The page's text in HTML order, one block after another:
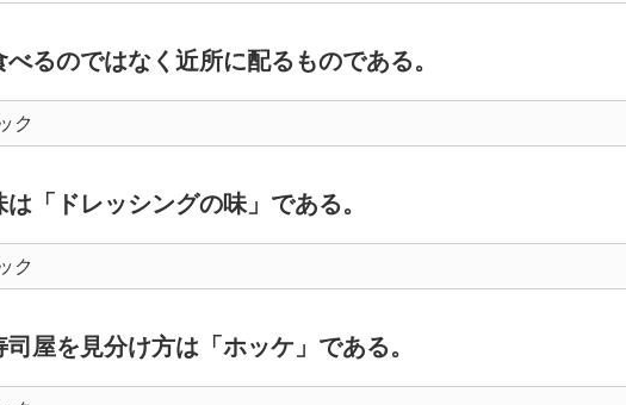
るのではなく近所に配るものである。
ク
「ドレッシングの味」である。
ク
屋を見分け方は「ホッケ」である。